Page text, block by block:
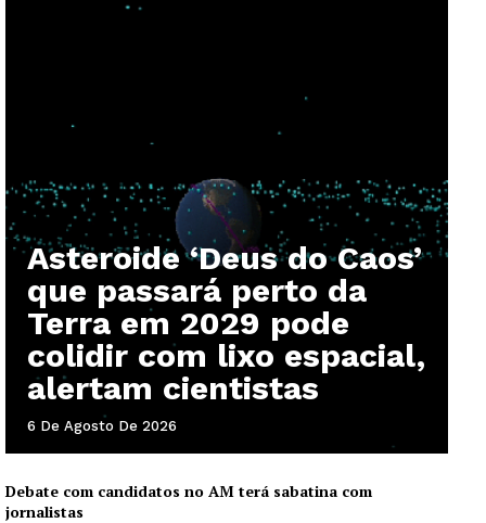
Asteroide ‘Deus do Caos’
que passará perto da
Terra em 2029 pode
colidir com lixo espacial,
alertam cientistas
6 De Agosto De 2026
Debate com candidatos no AM terá sabatina com
jornalistas